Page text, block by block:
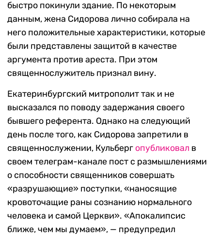
быстро покинули здание. По некоторым
данным, жена Сидорова лично собирала на
него положительные характеристики, которые
были представлены защитой в качестве
аргумента против ареста. При этом
священнослужитель признал вину.
Екатеринбургский митрополит так и не
высказался по поводу задержания своего
бывшего референта. Однако на следующий
день после того, как Сидорова запретили в
священнослужении, Кульберг опубликовал в
своем телеграм-канале пост с размышлениями
о способности священников совершать
«разрушающие» поступки, «наносящие
кровоточащие раны сознанию нормального
человека и самой Церкви». «Апокалипсис
ближе, чем мы думаем», — предупредил